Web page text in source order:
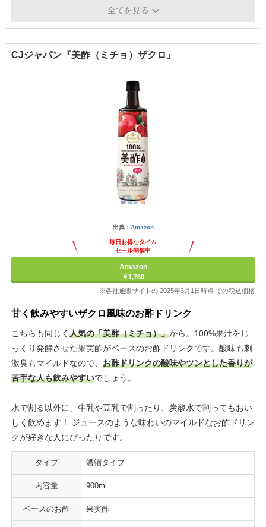
全てを見る
CJジャパン『美酢（ミチョ）ザクロ』
出典： Amazon
毎日お得なタイム
セール開催中
Amazon
￥1,760
※各社通販サイトの 2025年3月1日時点 での税込価格
甘く飲みやすいザクロ風味のお酢ドリンク
こちらも同じく 人気の「美酢（ミチョ）」から。100%果汁をじ
っくり発酵させた果実酢がベースのお酢ドリンクです。酸味も刺
激臭もマイルドなので、 お酢ドリンクの酸味やツンとした香りが
苦手な人も飲みやすいでしょう。
水で割る以外に、牛乳や豆乳で割ったり、炭酸水で割ってもおい
しく飲めます！ ジュースのような味わいのマイルドなお酢ドリン
クが好きな人にぴったりです。
タイプ 濃縮タイプ
内容量 900ml
ベースのお酢 果実酢